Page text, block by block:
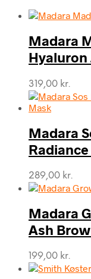
Madara
Hyaluron
319,00 kr.
Madara
289,00 kr.
Madara
Ash
199,00 kr.